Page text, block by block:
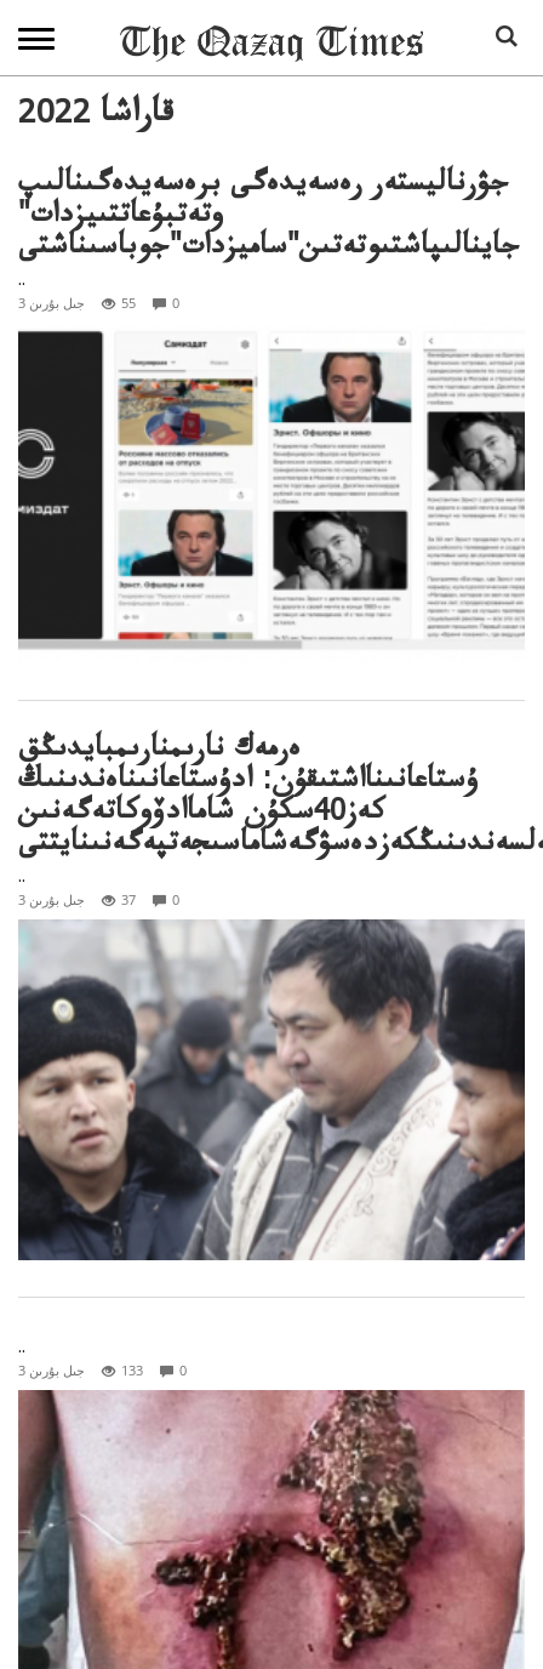
2022 قاراشا
جۋرناليستەر رەسەيدەگى برەسەيدەگىنالىپ
وتەتبۇعاتتىيزدات"
جاينالىپاشتىوتەتىن"ساميزدات"جوباسىناشتى
..
3 جىل بۇرىن 55 0
ەرمەك نارىمنارىمبايدىڭق
ۇستاعانىنااشتىقۇن: ادۇستاعانىناەندىنىڭ
كەز40سكۇن شاماادۆوكاتەگەنىن
..
3 جىل بۇرىن 37 0
..
3 جىل بۇرىن 133 0